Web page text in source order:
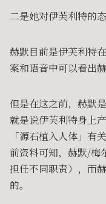
二是她对伊芙利特的态
赫默目前是伊芙利特
案和语音中可以看出
但是在这之前，赫默
就是说伊芙利特身上
「源石植入人体」有
前资料可知，赫默/梅
担任不同职责），而
的。